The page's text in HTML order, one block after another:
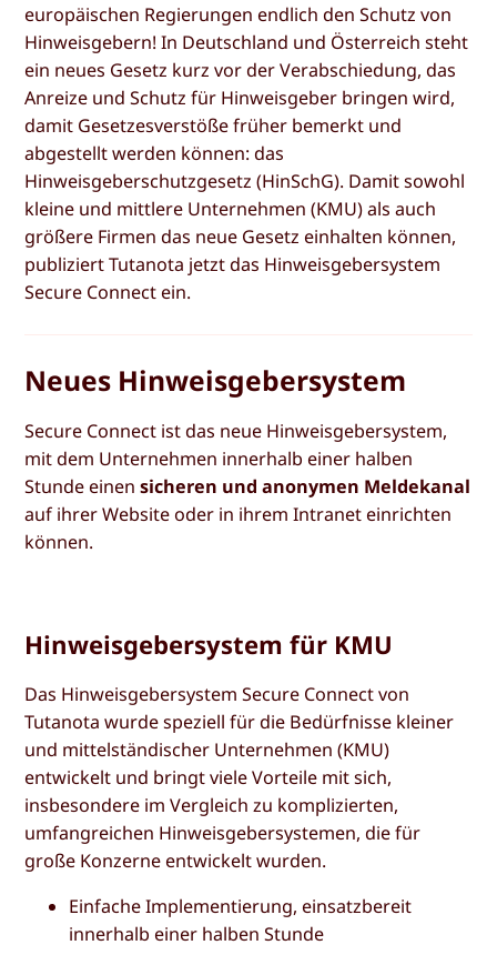
europäischen Regierungen endlich den Schutz von
Hinweisgebern! In Deutschland und Österreich steht
ein neues Gesetz kurz vor der Verabschiedung, das
Anreize und Schutz für Hinweisgeber bringen wird,
damit Gesetzesverstöße früher bemerkt und
abgestellt werden können: das
Hinweisgeberschutzgesetz (HinSchG). Damit sowohl
kleine und mittlere Unternehmen (KMU) als auch
größere Firmen das neue Gesetz einhalten können,
publiziert Tutanota jetzt das Hinweisgebersystem
Secure Connect ein.
Neues Hinweisgebersystem
Secure Connect ist das neue Hinweisgebersystem,
mit dem Unternehmen innerhalb einer halben
Stunde einensicheren und anonymen Meldekanal
auf ihrer Website oder in ihrem Intranet einrichten
können.
Hinweisgebersystem für KMU
Das Hinweisgebersystem Secure Connect von
Tutanota wurde speziell für die Bedürfnisse kleiner
und mittelständischer Unternehmen (KMU)
entwickelt und bringt viele Vorteile mit sich,
insbesondere im Vergleich zu komplizierten,
umfangreichen Hinweisgebersystemen, die für
große Konzerne entwickelt wurden.
Einfache Implementierung, einsatzbereit
innerhalb einer halben Stunde